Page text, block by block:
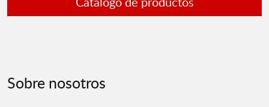
Sobre nosotros